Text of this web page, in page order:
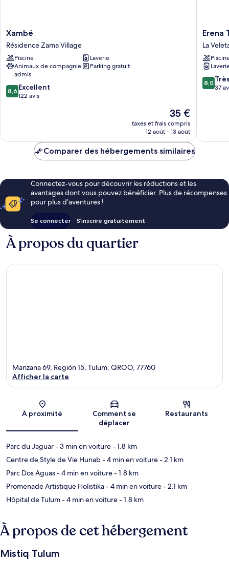
Xambé
Résidence
Zama
Village
Xambé
Résidence Zama Village
Piscine
Laverie
Animaux de compagnie
admis
Parking gratuit
8.6
sur
8,6 Excellent
122 avis
Le
nouveau
prix
de
35 €
taxes et frais compris
12 août - 13 août
Erena
Tulum
La
Veleta
Erena
La
8.0
sur
8,0
37
Comparer des hébergements similaires
Connectez-vous pour découvrir les réductions et les
avantages dont vous pouvez bénéficier. Plus de récompenses
pour plus d’aventures !
Se connecter S’inscrire gratuitement
À propos du quartier
Carte
Manzana 69, Región 15, Tulum, QROO, 77760
Afficher la carte
À proximité
Comment se
déplacer
Restaurants
Parc du Jaguar- 3 min en voiture- 1.8 km
Centre de Style de Vie Hunab- 4 min en voiture- 2.1 km
Parc Dos Aguas- 4 min en voiture- 1.8 km
Promenade Artistique Holistika- 4 min en voiture- 2.1 km
Hôpital de Tulum- 4 min en voiture- 1.8 km
À propos de cet hébergement
Mistiq Tulum